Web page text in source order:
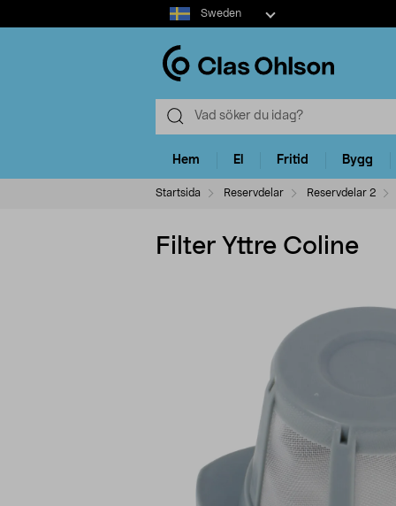
Select
market
Sweden
Hem El Fritid Bygg
Startsida Reservdelar Reservdelar 2
Filter Yttre Coline